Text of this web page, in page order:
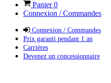
Panier0
Connexion / Commandes
Connexion / Commandes
Prix garanti pendant 1 an
Carrières
Devenez un concessionnaire